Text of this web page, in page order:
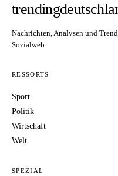
Nachrichten, Analysen und
Sozialweb.
RESSORTS
Sport
Politik
Wirtschaft
Welt
SPEZIAL